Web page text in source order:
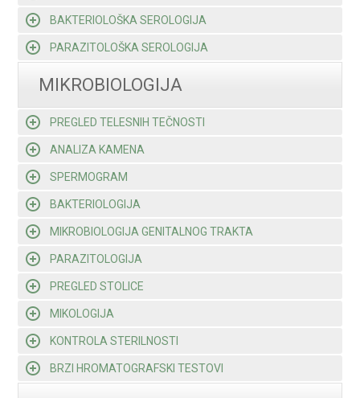
BAKTERIOLOŠKA SEROLOGIJA
PARAZITOLOŠKA SEROLOGIJA
MIKROBIOLOGIJA
PREGLED TELESNIH TEČNOSTI
ANALIZA KAMENA
SPERMOGRAM
BAKTERIOLOGIJA
MIKROBIOLOGIJA GENITALNOG TRAKTA
PARAZITOLOGIJA
PREGLED STOLICE
MIKOLOGIJA
KONTROLA STERILNOSTI
BRZI HROMATOGRAFSKI TESTOVI